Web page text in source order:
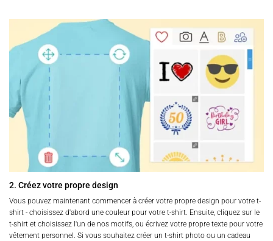
2. Créez votre propre design
Vous pouvez maintenant commencer à créer votre propre design pour votre t-
shirt - choisissez d'abord une couleur pour votre t-shirt. Ensuite, cliquez sur le
t-shirt et choisissez l'un de nos motifs, ou écrivez votre propre texte pour votre
vêtement personnel. Si vous souhaitez créer un t-shirt photo ou un cadeau